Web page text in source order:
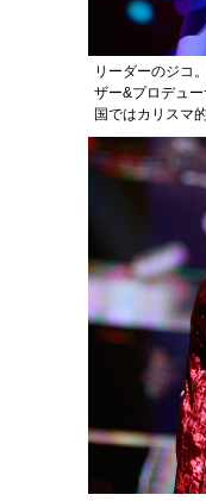
リーダーのジコ
ザー&プロデュ
国ではカリスマ的